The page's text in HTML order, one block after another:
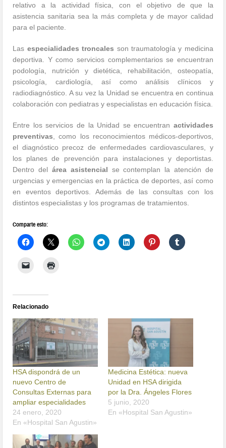
relativo a la actividad física, con el objetivo de que la
asistencia sanitaria sea la más completa y de mayor calidad
para el paciente.
Las especialidades troncales son traumatología y medicina
deportiva. Y como servicios complementarios se encuentran
podología, nutrición y dietética, rehabilitación, osteopatía,
psicología, cardiología, así como análisis clínicos y
radiodiagnóstico. A su vez la Unidad se encuentra en continua
colaboración con pediatras y especialistas en educación física.
Entre los servicios de la Unidad se encuentran actividades
preventivas , como los reconocimientos médicos-deportivos,
el diagnóstico precoz de enfermedades cardiovasculares, y
los planes de prevención para instalaciones y deportistas.
Dentro del área asistencial se contemplan la atención de
urgencias y emergencias en la práctica de deportes, así como
en eventos deportivos. Además de las consultas con los
distintos especialistas y los programas de tratamientos.
Comparte esto:
Relacionado
HSA dispondrá de un
nuevo Centro de
Consultas Externas para
ampliar especialidades
24 enero, 2020
En «Hospital San Agustin»
Medicina Estética: nueva
Unidad en HSA dirigida
por la Dra. Ángeles Flores
5 junio, 2020
En «Hospital San Agustin»